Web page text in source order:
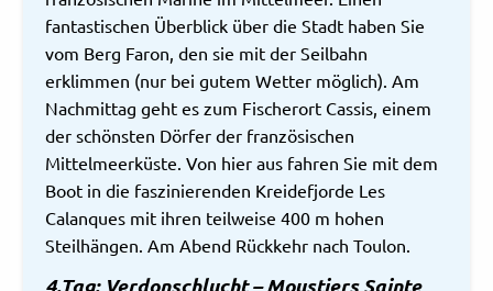
fantastischen Überblick über die Stadt haben Sie
vom Berg Faron, den sie mit der Seilbahn
erklimmen (nur bei gutem Wetter möglich). Am
Nachmittag geht es zum Fischerort Cassis, einem
der schönsten Dörfer der französischen
Mittelmeerküste. Von hier aus fahren Sie mit dem
Boot in die faszinierenden Kreidefjorde Les
Calanques mit ihren teilweise 400 m hohen
Steilhängen. Am Abend Rückkehr nach Toulon.
4.Tag: Verdonschlucht – Moustiers Sainte